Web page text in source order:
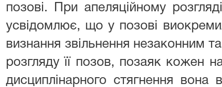
позові. При апеляційному
усвідомлює, що у позові
визнання звільнення незаконним
розгляду її позов, позаяк кожен
дисциплінарного стягнення